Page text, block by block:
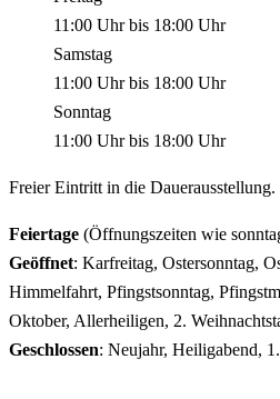
11:00 Uhrbis 18:00 Uhr
Samstag
11:00 Uhrbis 18:00 Uhr
Sonntag
11:00 Uhrbis 18:00 Uhr
Freier Eintritt in die Dauerausstellung.
Feiertage (Öffnungszeiten wie
Geöffnet: Karfreitag, Ostersonntag,
Himmelfahrt, Pfingstsonntag,
Oktober, Allerheiligen, 2.
Geschlossen: Neujahr, Heiligabend,